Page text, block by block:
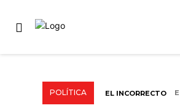
POLÍTICA EL INCORRECTO